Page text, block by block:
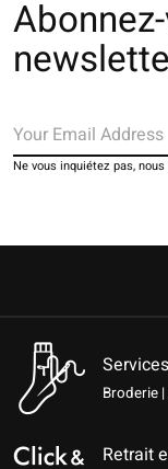
Ne vous inquiétez pas,
Broderie
Retrait